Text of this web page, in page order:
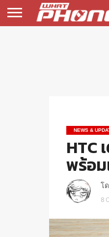
NEWS &
HTC
พร้อ
โ
8